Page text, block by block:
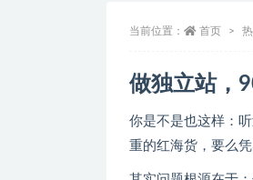
当前位置： 首页
做独立站，
你是不是也这样：
重的红海货，要么